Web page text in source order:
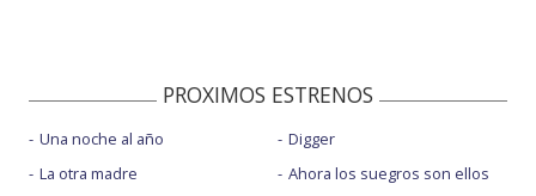
PROXIMOS ESTRENOS
Una noche al año
La otra madre
Digger
Ahora los suegros son ellos